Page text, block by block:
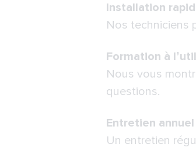
Installation
Nos techniciens
Formation à
Nous vous
questions.
Entretien annuel
Un entretien